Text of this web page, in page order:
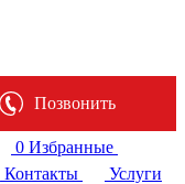
Позвонить
0 Избранные
Контакты
Услуги